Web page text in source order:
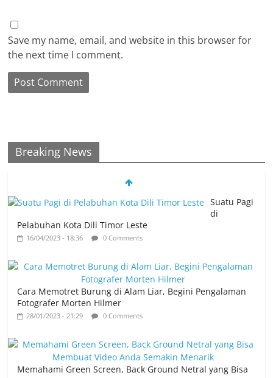
Save my name, email, and website in this browser for
the next time I comment.
Breaking News
Suatu Pagi
di
Pelabuhan Kota Dili Timor Leste
16/04/2023 - 18:36 0 Comments
Cara Memotret Burung di Alam Liar, Begini Pengalaman
Fotografer Morten Hilmer
28/01/2023 - 21:29 0 Comments
Memahami Green Screen, Back Ground Netral yang Bisa